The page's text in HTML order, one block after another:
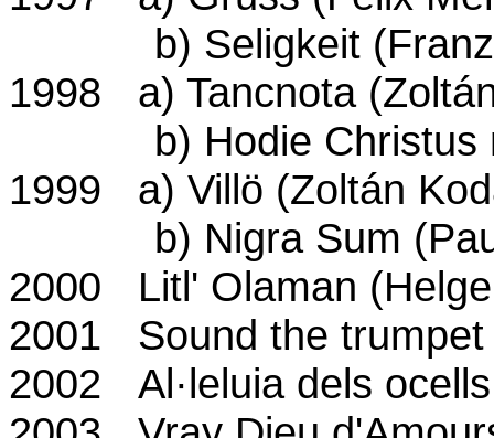
b) Seligkeit (Franz
1998 a) Tancnota
b) Hodie Christus
1999 a) Villö (Zoltán
b) Nigra Sum (Pau
2000 Litl' Olaman
2001 Sound the trumpet
2002 Al·leluia dels